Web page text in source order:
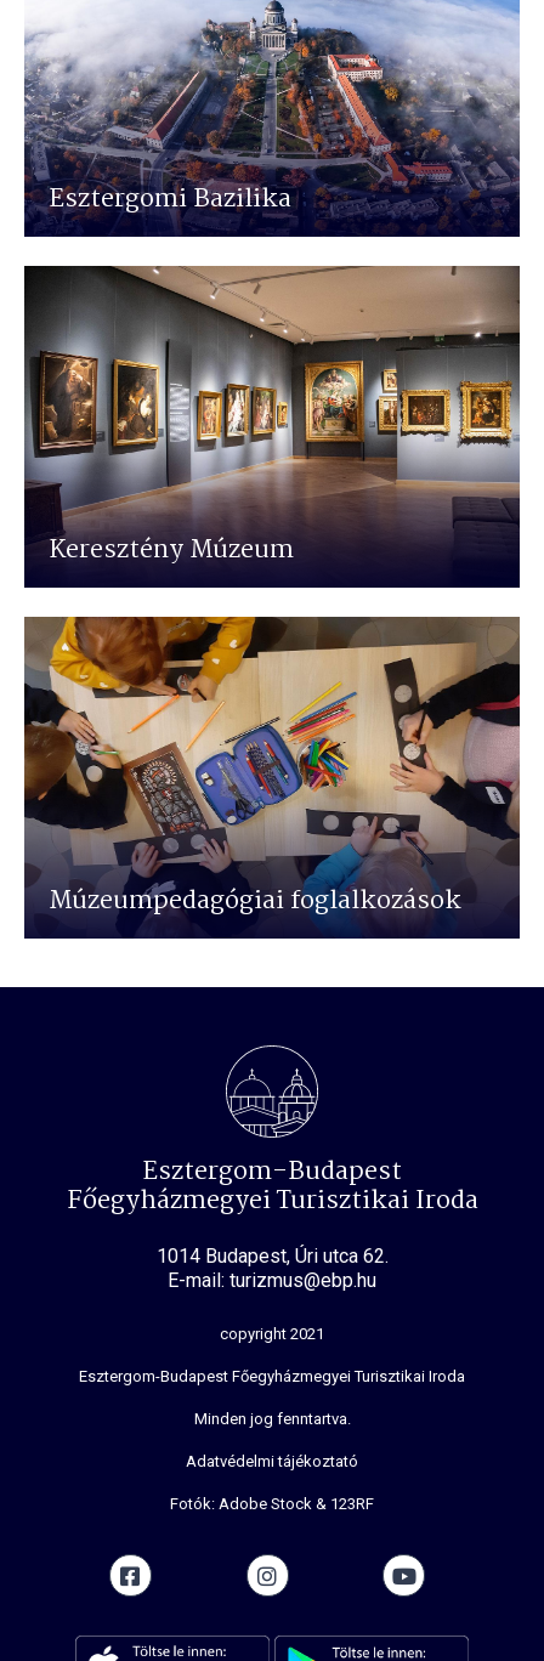
Esztergomi Bazilika
Keresztény Múzeum
Múzeumpedagógiai foglalkozások
Esztergom-Budapest
Főegyházmegyei Turisztikai Iroda
1014 Budapest, Úri utca 62.
E-mail: turizmus@ebp.hu
copyright 2021
Esztergom-Budapest Főegyházmegyei Turisztikai Iroda
Minden jog fenntartva.
Adatvédelmi tájékoztató
Fotók: Adobe Stock & 123RF